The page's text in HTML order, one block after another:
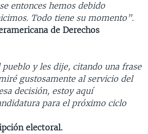
entonces hemos debido
Todo tiene su momento”.
de Derechos
y les dije, citando una frase
gustosamente al servicio del
decisión, estoy aquí
para el próximo ciclo
electoral.